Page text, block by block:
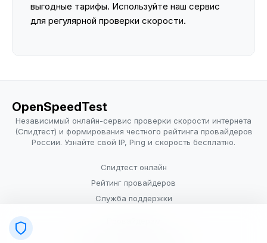
выгодные тарифы. Используйте наш сервис
для регулярной проверки скорости.
OpenSpeedTest
Независимый онлайн-сервис проверки скорости интернета
(Спидтест) и формирования честного рейтинга провайдеров
России. Узнайте свой IP, Ping и скорость бесплатно.
Спидтест онлайн
Рейтинг провайдеров
Служба поддержки